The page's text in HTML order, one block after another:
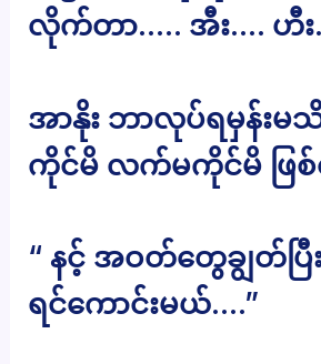
လိုက်တာ….. အီး…. ဟီး
အာနိုး ဘာလုပ်ရမှန်းမ
ကိုင်မိ လက်မကိုင်မိ ဖြ
“ နင့် အဝတ်တွေချွတ်ပ
ရင်ကောင်းမယ်….”